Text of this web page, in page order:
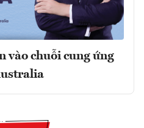
vào chuỗi cung ứng